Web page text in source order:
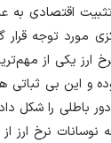
اقتصادی به
مورد توجه قرار
ارز یکی از
و این بی
باطلی را شکل
نوسانات نرخ ارز